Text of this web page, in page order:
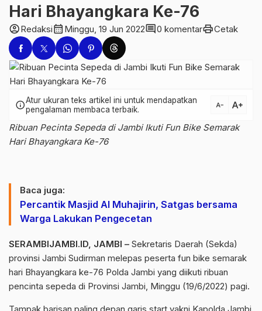
Hari Bhayangkara Ke-76
account_circleRedaksicalendar_month Minggu, 19 Jun 2022comment0 komentarprintCetak
infoAtur ukuran teks artikel ini untuk mendapatkan
pengalaman membaca terbaik.
text_decrease text_increase
Ribuan Pecinta Sepeda di Jambi Ikuti Fun Bike Semarak
Hari Bhayangkara Ke-76
Baca juga:
Percantik Masjid Al Muhajirin, Satgas bersama
Warga Lakukan Pengecetan
SERAMBIJAMBI.ID, JAMBI – Sekretaris Daerah (Sekda)
provinsi Jambi Sudirman melepas peserta fun bike semarak
hari Bhayangkara ke-76 Polda Jambi yang diikuti ribuan
pencinta sepeda di Provinsi Jambi, Minggu (19/6/2022) pagi.